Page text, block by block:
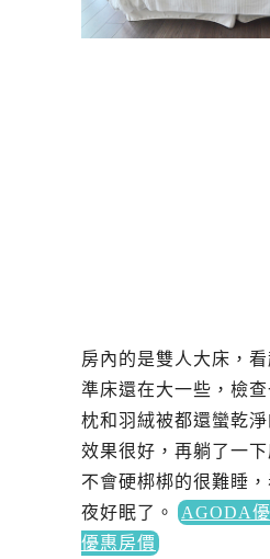
房內的是雙人大床，
準床還在大一些，檢
枕和羽絨被都還蠻乾
效果很好，再躺了一下
不會硬梆梆的很難睡
夜好眠了。
AGODA
優惠房價